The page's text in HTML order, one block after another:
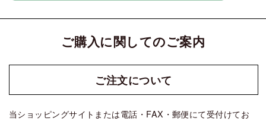
ご購入に関してのご案内
ご注文について
当ショッピングサイトまたは電話・FAX・郵便にて受付けてお